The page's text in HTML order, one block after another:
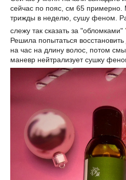
сейчас по пояс, см 65
трижды в неделю, сушу феном.
слежу так сказать за "обломками"
Решила попытаться
на час на длину волос, потом
маневр нейтрализует сушку